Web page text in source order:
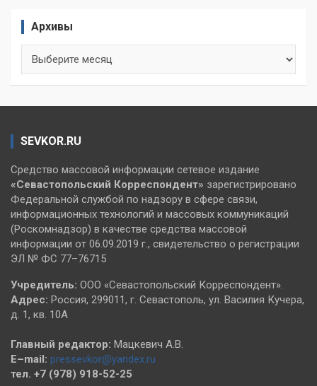
Архивы
SEVKOR.RU
Средство массовой информации сетевое издание
«Севастопольский Корреспондент» зарегистрировано
Федеральной службой по надзору в сфере связи,
информационных технологий и массовых коммуникаций
(Роскомнадзор) в качестве средства массовой
информации от 06.09.2019 г., свидетельство о регистрации
ЭЛ № ФС 77–76715
Учредитель: ООО «Севастопольский Корреспондент».
Адрес: Россия, 299011, г. Севастополь, ул. Василия Кучера,
д. 1, кв. 10А
Главный редактор: Мацкевич А.В.
E–mail: pressevkor@yandex.ru
тел. +7 (978) 918-52-25